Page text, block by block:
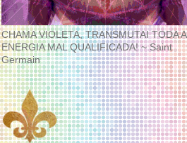
CHAMA VIOLETA, TRANSMUTAI TODA A
ENERGIA MAL QUALIFICADA! ~ Saint
Germain